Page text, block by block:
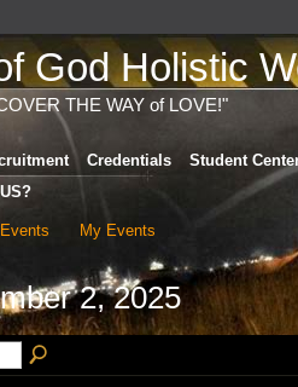
God Holistic
THE WAY of LOVE!"
Credentials Student
My Events
2, 2025